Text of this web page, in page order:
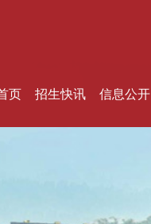
页 招生快讯 信息公开